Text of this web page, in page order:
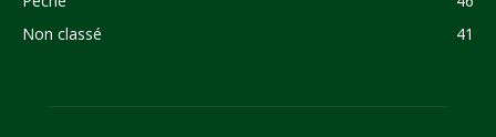
Non classé
41